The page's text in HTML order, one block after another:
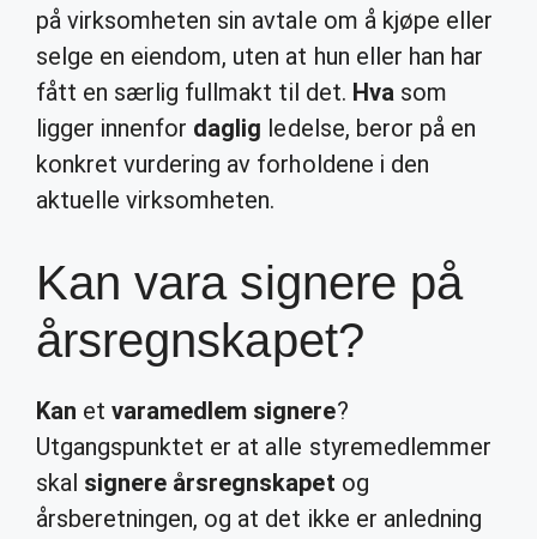
på virksomheten sin avtale om å kjøpe eller
selge en eiendom, uten at hun eller han har
fått en særlig fullmakt til det. Hvasom
ligger innenfor daglig ledelse, beror på en
konkret vurdering av forholdene i den
aktuelle virksomheten.
Kan vara signere på
årsregnskapet?
Kan etvaramedlem signere?
Utgangspunktet er at alle styremedlemmer
skal signere årsregnskapet og
årsberetningen, og at det ikke er anledning